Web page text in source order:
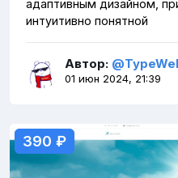
адаптивным дизайном,
интуитивно понятной
Автор:
01 июн 2024, 21:39
390 ₽
390 ₽